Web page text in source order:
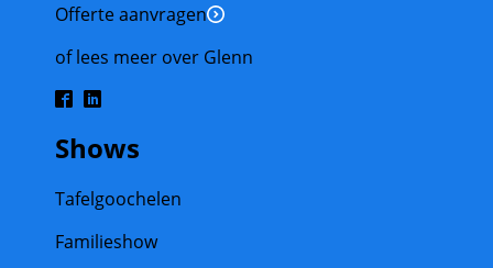
Shows
Tafelgoochelen
Familieshow
Offerte aanvragen
of lees meer over Glenn